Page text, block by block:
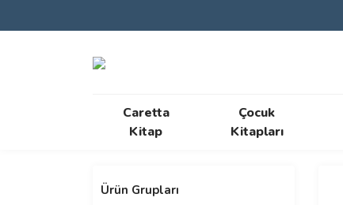
Caretta
Kitap
Çocuk
Kitapları
Ürün Grupları